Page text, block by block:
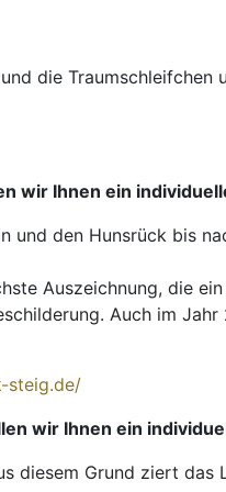
und die Traumschleifchen
wir Ihnen ein
und den Hunsrück bis
Auszeichnung, die
Auch im
steig.de/
wir Ihnen ein
Grund ziert das